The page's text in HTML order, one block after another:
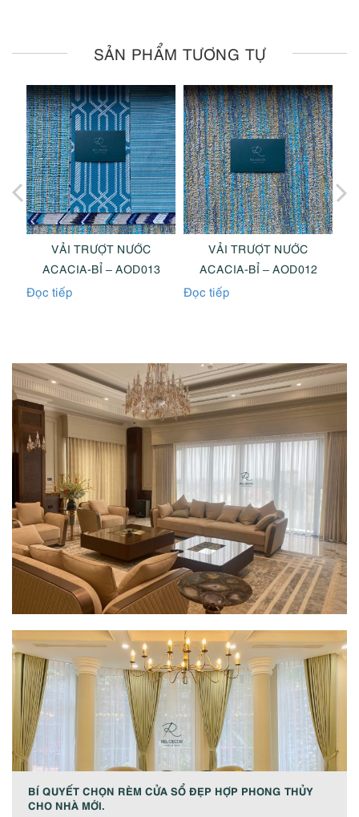
SẢN PHẨM TƯƠNG TỰ
VẢI TRƯỢT NƯỚC
ACACIA-BỈ – AOD013
Đọc tiếp
VẢI TRƯỢT NƯỚC
ACACIA-BỈ – AOD012
Đọc tiếp
BÍ QUYẾT CHỌN RÈM CỬA SỔ ĐẸP HỢP PHONG THỦY
CHO NHÀ MỚI.